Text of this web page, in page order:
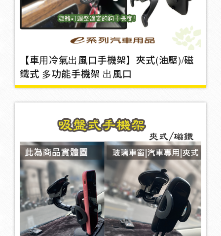
【車用冷氣出風口手機架】夾式(油壓)/磁
鐵式 多功能手機架 出風口
車外絡鏡/藍鏡
靜電條
旗桿 3
防碰片 3
牌照框 2